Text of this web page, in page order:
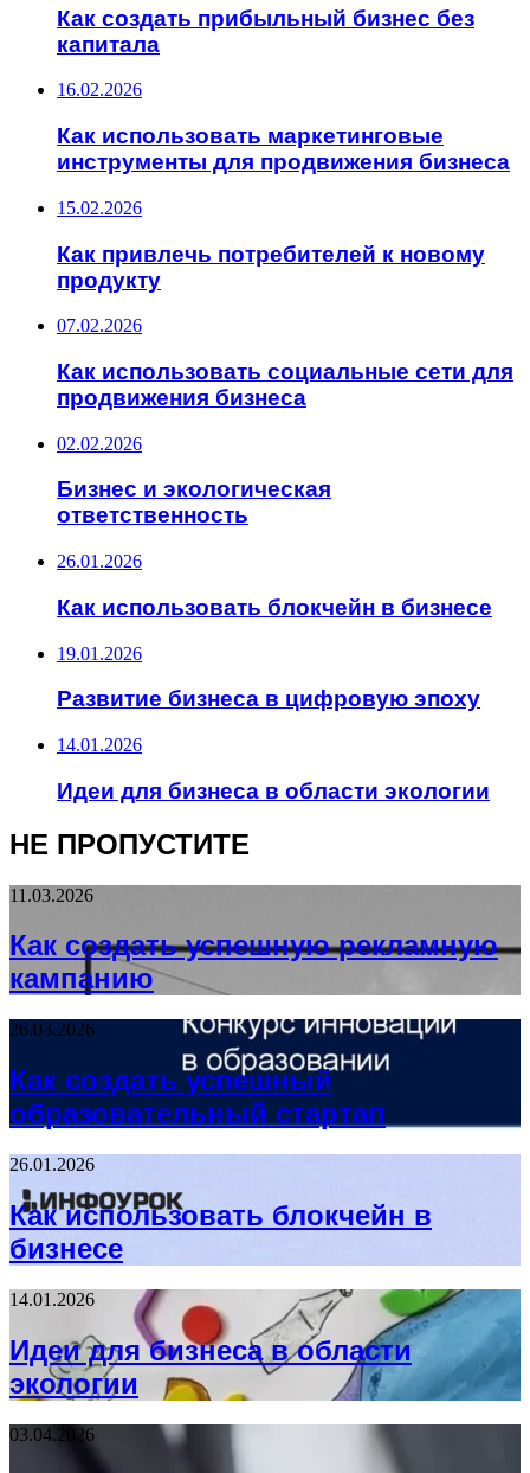
Как создать прибыльный бизнес без
капитала
16.02.2026
Как использовать маркетинговые
инструменты для продвижения бизнеса
15.02.2026
Как привлечь потребителей к новому
продукту
07.02.2026
Как использовать социальные сети для
продвижения бизнеса
02.02.2026
Бизнес и экологическая
ответственность
26.01.2026
Как использовать блокчейн в бизнесе
19.01.2026
Развитие бизнеса в цифровую эпоху
14.01.2026
Идеи для бизнеса в области экологии
НЕ ПРОПУСТИТЕ
11.03.2026
Как создать успешную рекламную
кампанию
26.03.2026
Как создать успешный
образовательный стартап
26.01.2026
Как использовать блокчейн в
бизнесе
14.01.2026
Идеи для бизнеса в области
экологии
03.04.2026